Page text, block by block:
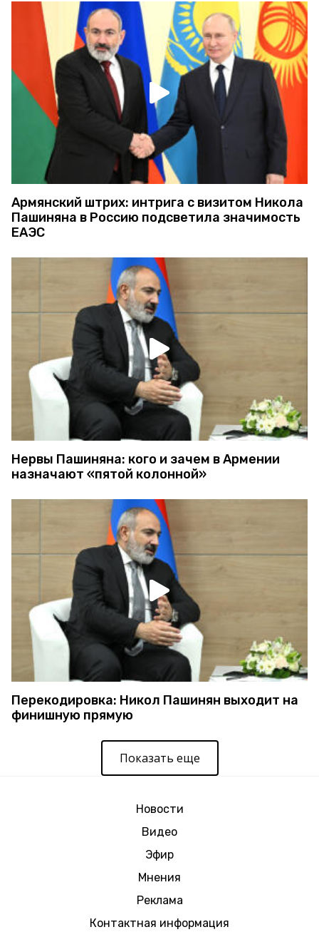
Армянский штрих: интрига с визитом Никола
Пашиняна в Россию подсветила значимость
ЕАЭС
Нервы Пашиняна: кого и зачем в Армении
назначают «пятой колонной»
Перекодировка: Никол Пашинян выходит на
финишную прямую
Показать еще
Новости
Видео
Эфир
Мнения
Реклама
Контактная информация